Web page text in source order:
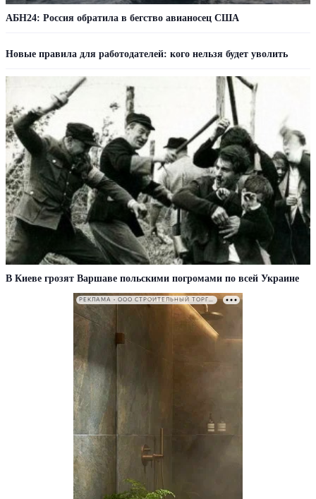
АБН24: Россия обратила в бегство авианосец США
Новые правила для работодателей: кого нельзя будет уволить
В Киеве грозят Варшаве польскими погромами по всей Украине
РЕКЛАМА • ООО СТРОИТЕЛЬНЫЙ ТОРГОВЫЙ ДОМ «ПЕТРОВИЧ». ИНН: 7802348846